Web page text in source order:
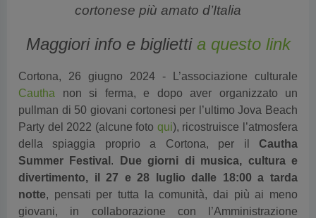
cortonese più amato d’Italia
Maggiori info e biglietti a questo link
Cortona, 26 giugno 2024 - L’associazione culturale
Cautha non si ferma, e dopo aver organizzato un
pullman di 50 giovani cortonesi per l’ultimo Jova Beach
Party del 2022 (alcune foto qui), ricostruisce l’atmosfera
della spiaggia proprio a Cortona, per il Cautha
Summer Festival .
Due giorni di musica, cultura e
divertimento, il 27 e 28 luglio dalle 18:00 a tarda
notte, pensati per tutta la comunità, dai più ai meno
giovani, in collaborazione con l’Amministrazione